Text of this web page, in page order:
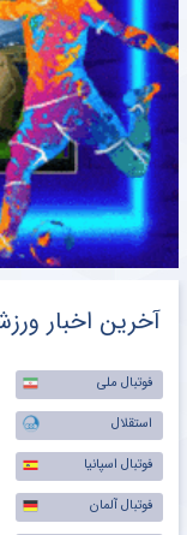
آخرین اخبار
فوتبال ملی
استقلال
فوتبال اسپانیا
فوتبال آلمان